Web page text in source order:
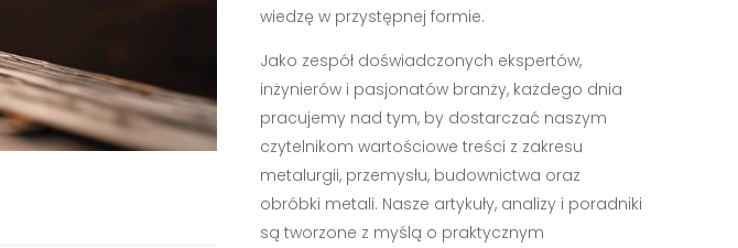
wiedzę w przystępnej formie.
Jako zespół doświadczonych ekspertów,
inżynierów i pasjonatów branży, każdego dnia
pracujemy nad tym, by dostarczać naszym
czytelnikom wartościowe treści z zakresu
metalurgii, przemysłu, budownictwa oraz
obróbki metali. Nasze artykuły, analizy i poradniki
są tworzone z myślą o praktycznym